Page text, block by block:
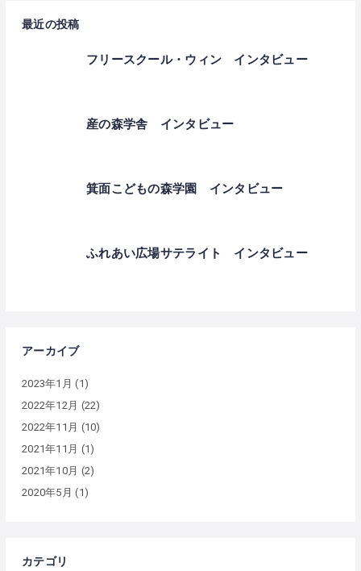
最近の投稿
フリースクール・ウィン インタビュー
産の森学舎 インタビュー
箕面こどもの森学園 インタビュー
ふれあい広場サテライト インタビュー
アーカイブ
2023年1月 (1)
2022年12月 (22)
2022年11月 (10)
2021年11月 (1)
2021年10月 (2)
2020年5月 (1)
カテゴリ